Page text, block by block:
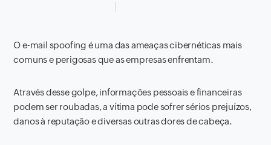
O e-mail spoofing é uma das ameaças cibernéticas mais
comuns e perigosas que as empresas enfrentam.
Através desse golpe, informações pessoais e financeiras
podem ser roubadas, a vítima pode sofrer sérios prejuízos,
danos à reputação e diversas outras dores de cabeça.